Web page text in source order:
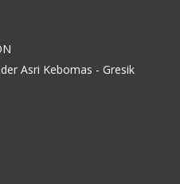
Asri Kebomas - Gresik